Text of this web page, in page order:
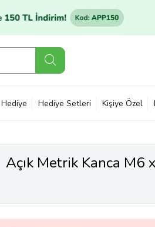
Hediye Hediye Setleri Kişiye Özel
Açık Metrik Kanca